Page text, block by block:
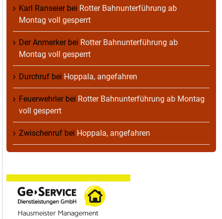
Karl Ranseierbei Rotter Bahnunterführung ab
Montag voll gesperrt
Der Anmerkerbei Rotter Bahnunterführung ab
Montag voll gesperrt
Durchruf bei Hoppala, angefahren
Feuerwehrlerbei Rotter Bahnunterführung ab Montag
voll gesperrt
Zwischenruf bei Hoppala, angefahren